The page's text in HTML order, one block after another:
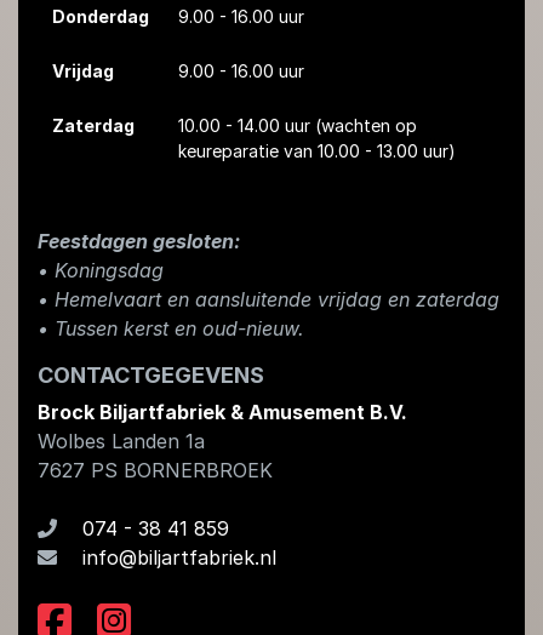
Donderdag 9.00 - 16.00 uur
Vrijdag 9.00 - 16.00 uur
Zaterdag 10.00 - 14.00 uur (wachten op
keureparatie van 10.00 - 13.00 uur)
Feestdagen gesloten:
• Koningsdag
​• Hemelvaart en aansluitende vrijdag en zaterdag
• Tussen kerst en oud-nieuw.
CONTACTGEGEVENS
Brock Biljartfabriek & Amusement B.V.
Wolbes Landen 1a
7627 PS BORNERBROEK
074 - 38 41 859
info@biljartfabriek.nl